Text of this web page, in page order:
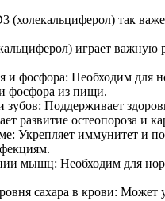
(холекальциферол) так
играет важную
и фосфора: Необходим для
фосфора из пищи.
зубов: Поддерживает
развитие остеопороза и
Укрепляет иммунитет и
мышц: Необходим для
сахара в крови: Может